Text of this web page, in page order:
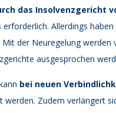
das Insolvenzgericht
Allerdings
der Neuregelung werden
ausgesprochen
bei neuen
werden. Zudem verlängert